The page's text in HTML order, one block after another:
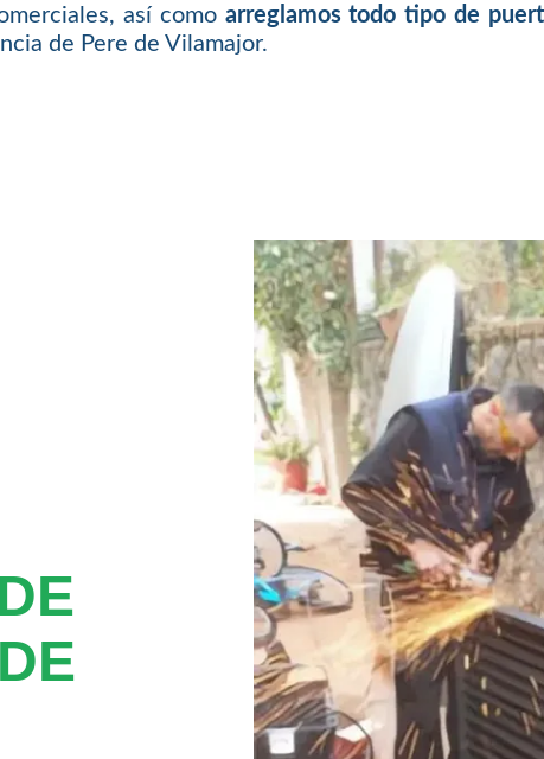
así como arreglamos todo tipo de
de Pere de Vilamajor.